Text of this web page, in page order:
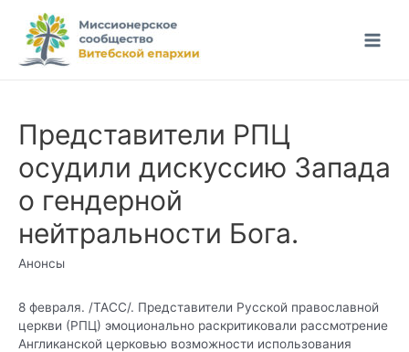
Перейти
содержимому
Main
Представители РПЦ
осудили дискуссию Запада
о гендерной
нейтральности Бога.
Анонсы
8 февраля. /ТАСС/. Представители Русской православной
церкви (РПЦ) эмоционально раскритиковали рассмотрение
Англиканской церковью возможности использования